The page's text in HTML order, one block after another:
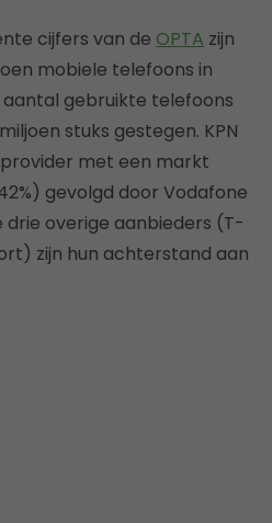
cijfers van de OPTA zijn
mobiele telefoons in
aantal gebruikte telefoons
stuks gestegen. KPN
met een markt
gevolgd door Vodafone
drie overige aanbieders (T-
zijn hun achterstand aan